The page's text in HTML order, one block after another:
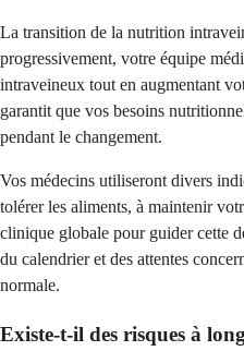
La transition de la nutrition
progressivement, votre équipe
intraveineux tout en augmentant
garantit que vos besoins
pendant le changement.
Vos médecins utiliseront divers
tolérer les aliments, à maintenir
clinique globale pour guider cette
du calendrier et des attentes
normale.
Existe-t-il des risques à